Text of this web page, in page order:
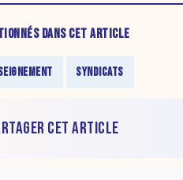
DANS CET ARTICLE
SYNDICATS
CET ARTICLE